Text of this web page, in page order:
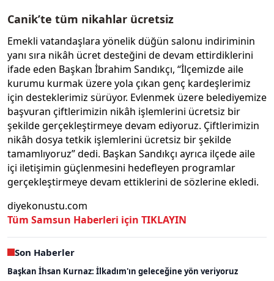
Canik’te tüm nikahlar ücretsiz
Emekli vatandaşlara yönelik düğün salonu indiriminin
yanı sıra nikâh ücret desteğini de devam ettirdiklerini
ifade eden Başkan İbrahim Sandıkçı, “İlçemizde aile
kurumu kurmak üzere yola çıkan genç kardeşlerimiz
için desteklerimiz sürüyor. Evlenmek üzere belediyemize
başvuran çiftlerimizin nikâh işlemlerini ücretsiz bir
şekilde gerçekleştirmeye devam ediyoruz. Çiftlerimizin
nikâh dosya tetkik işlemlerini ücretsiz bir şekilde
tamamlıyoruz” dedi. Başkan Sandıkçı ayrıca ilçede aile
içi iletişimin güçlenmesini hedefleyen programlar
gerçekleştirmeye devam ettiklerini de sözlerine ekledi.
diyekonustu.com
Tüm Samsun Haberleri için TIKLAYIN
Son Haberler
Başkan İhsan Kurnaz: İlkadım'ın geleceğine yön veriyoruz